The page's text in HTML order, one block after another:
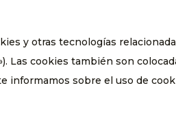
y otras tecnologías
Las cookies también son
informamos sobre el uso de